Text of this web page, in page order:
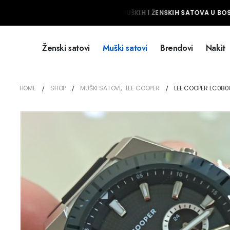
NAJVEĆI IZBOR MUŠKIH I ŽENSKIH SATOVA U
Ženski satovi Muški satovi Brendovi Nakit
HOME SHOP MUŠKI SATOVI, LEE COOPER LEE COOPER